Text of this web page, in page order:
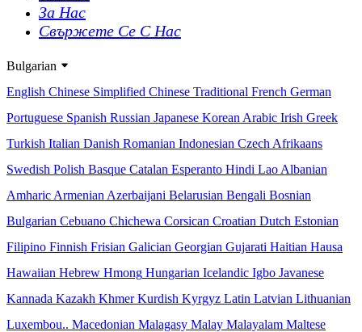
За Нас
Свържете Се С Нас
Bulgarian
English Chinese Simplified Chinese Traditional French German
Portuguese Spanish Russian Japanese Korean Arabic Irish Greek
Turkish Italian Danish Romanian Indonesian Czech Afrikaans
Swedish Polish Basque Catalan Esperanto Hindi Lao Albanian
Amharic Armenian Azerbaijani Belarusian Bengali Bosnian
Bulgarian Cebuano Chichewa Corsican Croatian Dutch Estonian
Filipino Finnish Frisian Galician Georgian Gujarati Haitian Hausa
Hawaiian Hebrew Hmong Hungarian Icelandic Igbo Javanese
Kannada Kazakh Khmer Kurdish Kyrgyz Latin Latvian Lithuanian
Luxembou.. Macedonian Malagasy Malay Malayalam Maltese